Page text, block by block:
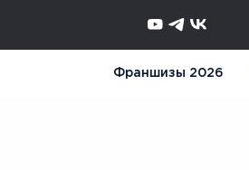
Франшизы 2026